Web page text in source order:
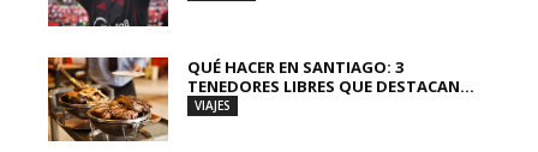
QUÉ HACER EN SANTIAGO: 3
TENEDORES LIBRES QUE DESTACAN...
VIAJES